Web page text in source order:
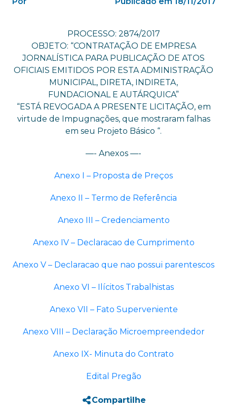
PROCESSO: 2874/2017
OBJETO: “CONTRATAÇÃO DE EMPRESA
JORNALÍSTICA PARA PUBLICAÇÃO DE ATOS
OFICIAIS EMITIDOS POR ESTA ADMINISTRAÇÃO
MUNICIPAL, DIRETA, INDIRETA,
FUNDACIONAL E AUTÁRQUICA”
“ESTÁ REVOGADA A PRESENTE LICITAÇÃO, em
virtude de Impugnações, que mostraram falhas
em seu Projeto Básico “.
—- Anexos —-
Anexo I – Proposta de Preços
Anexo II – Termo de Referência
Anexo III – Credenciamento
Anexo IV – Declaracao de Cumprimento
Anexo V – Declaracao que nao possui parentescos
Anexo VI – Ilícitos Trabalhistas
Anexo VII – Fato Superveniente
Anexo VIII – Declaração Microempreendedor
Anexo IX- Minuta do Contrato
Edital Pregão
Compartilhe